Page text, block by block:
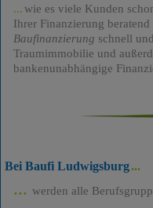
wie es viele Kunden
Ihrer Finanzierung
Baufinanzierung schnell
Traumimmobilie und
bankenunabhängige
Bei Baufi Ludwigsburg
werden alle